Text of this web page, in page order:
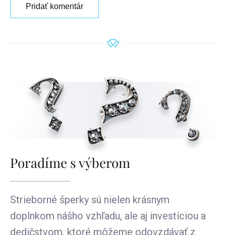
Pridať komentár
Poradíme s výberom
Strieborné šperky sú nielen krásnym
doplnkom nášho vzhľadu, ale aj investíciou a
dedičstvom, ktoré môžeme odovzdávať z